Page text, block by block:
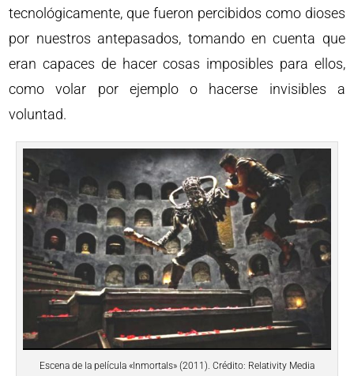
tecnológicamente, que fueron percibidos como dioses
por nuestros antepasados, tomando en cuenta que
eran capaces de hacer cosas imposibles para ellos,
como volar por ejemplo o hacerse invisibles a
voluntad.
Escena de la película «Inmortals» (2011). Crédito: Relativity Media